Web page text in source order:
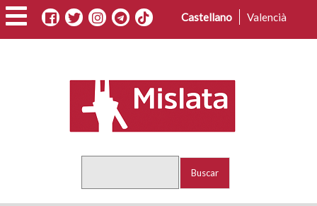
Pasar
al
contenido
Castellano Valencià